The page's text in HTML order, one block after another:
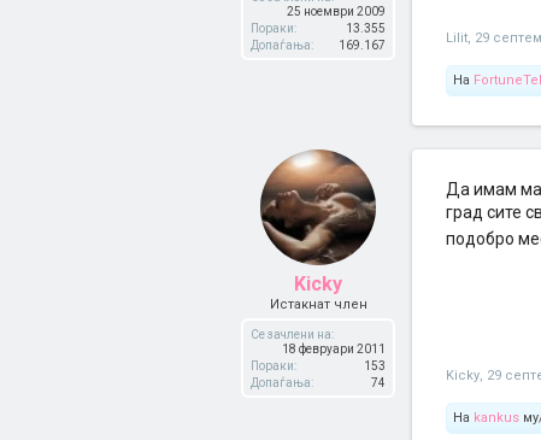
25 ноември 2009
Пораки:
13.355
Допаѓања:
169.167 Lilit, 29
На
Kicky
Истакнат член
Се зачлени на:
18 февруари 2011
Пораки:
153
Допаѓања:
74
Да имам
град сите
подобро
Kicky, 29
На kankus